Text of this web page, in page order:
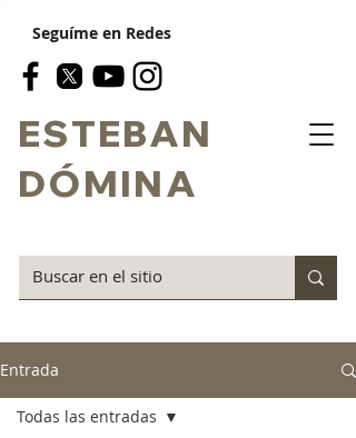
ESTEBAN
DÓMINA
Seguíme en Redes
Entrada
Todas las entradas